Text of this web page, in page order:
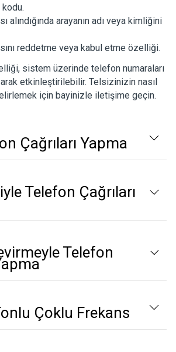
kodu.
alındığında arayanın adı veya kimliğini
reddetme veya kabul etme özelliği.
sistem üzerinde telefon numaraları
etkinleştirilebilir. Telsizinizin nasıl
için bayinizle iletişime geçin.
Çağrıları Yapma
Telefon Çağrıları
Telefon
Çoklu Frekans